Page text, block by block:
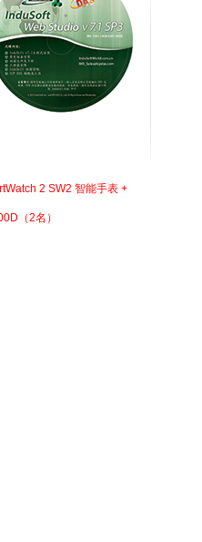
2 SW2 智能手表 +
（2名）